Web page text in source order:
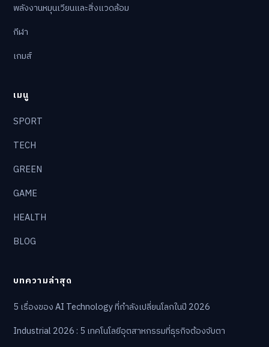
พลังงานหมุนเวียนและสิ่งแวดล้อม
กีฬา
เกมส์
เมนู
SPORT
TECH
GREEN
GAME
HEALTH
BLOG
บทความล่าสุด
5 เรื่องของ AI Technology ที่กำลังเปลี่ยนโลกในปี 2026
Industrial 2026 : 5 เทคโนโลยีอุตสาหกรรมที่ธุรกิจต้องจับตา